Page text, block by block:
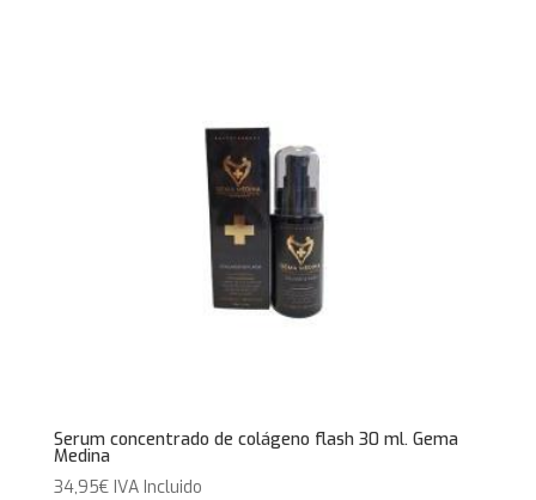
Serum concentrado de colágeno flash 30 ml. Gema
Medina
34,95€ IVA Incluido